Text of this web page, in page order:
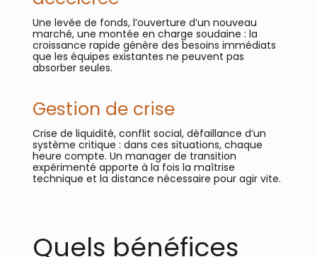
Une levée de fonds, l’ouverture d’un nouveau
marché, une montée en charge soudaine : la
croissance rapide génère des besoins immédiats
que les équipes existantes ne peuvent pas
absorber seules.
Gestion de crise
Crise de liquidité, conflit social, défaillance d’un
système critique : dans ces situations, chaque
heure compte. Un manager de transition
expérimenté apporte à la fois la maîtrise
technique et la distance nécessaire pour agir vite.
Quels bénéfices